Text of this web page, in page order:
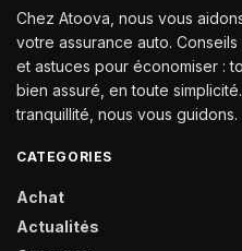
Chez Atoova, nous vous
votre assurance auto.
et astuces pour économiser :
bien assuré, en toute
tranquillité, nous vous guidons.
CATEGORIES
Achat
Actualités